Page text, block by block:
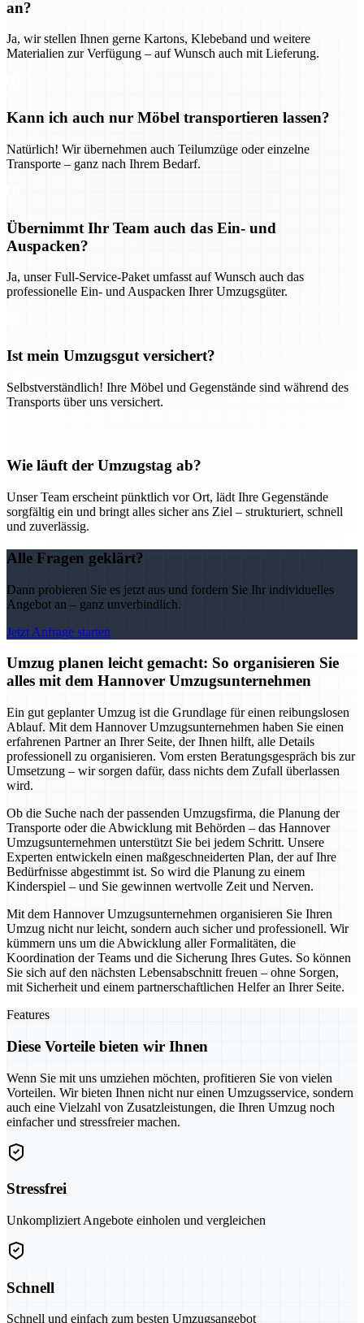
an?
Ja, wir stellen Ihnen gerne Kartons, Klebeband und weitere
Materialien zur Verfügung – auf Wunsch auch mit Lieferung.
Kann ich auch nur Möbel transportieren lassen?
Natürlich! Wir übernehmen auch Teilumzüge oder einzelne
Transporte – ganz nach Ihrem Bedarf.
Übernimmt Ihr Team auch das Ein- und
Auspacken?
Ja, unser Full-Service-Paket umfasst auf Wunsch auch das
professionelle Ein- und Auspacken Ihrer Umzugsgüter.
Ist mein Umzugsgut versichert?
Selbstverständlich! Ihre Möbel und Gegenstände sind während des
Transports über uns versichert.
Wie läuft der Umzugstag ab?
Unser Team erscheint pünktlich vor Ort, lädt Ihre Gegenstände
sorgfältig ein und bringt alles sicher ans Ziel – strukturiert, schnell
und zuverlässig.
Alle Fragen geklärt?
Dann probieren Sie es jetzt aus und fordern Sie Ihr individuelles
Angebot an – ganz unverbindlich.
Jetzt Anfrage starten
Umzug planen leicht gemacht: So organisieren Sie
alles mit dem Hannover Umzugsunternehmen
Ein gut geplanter Umzug ist die Grundlage für einen reibungslosen
Ablauf. Mit dem Hannover Umzugsunternehmen haben Sie einen
erfahrenen Partner an Ihrer Seite, der Ihnen hilft, alle Details
professionell zu organisieren. Vom ersten Beratungsgespräch bis zur
Umsetzung – wir sorgen dafür, dass nichts dem Zufall überlassen
wird.
Ob die Suche nach der passenden Umzugsfirma, die Planung der
Transporte oder die Abwicklung mit Behörden – das Hannover
Umzugsunternehmen unterstützt Sie bei jedem Schritt. Unsere
Experten entwickeln einen maßgeschneiderten Plan, der auf Ihre
Bedürfnisse abgestimmt ist. So wird die Planung zu einem
Kinderspiel – und Sie gewinnen wertvolle Zeit und Nerven.
Mit dem Hannover Umzugsunternehmen organisieren Sie Ihren
Umzug nicht nur leicht, sondern auch sicher und professionell. Wir
kümmern uns um die Abwicklung aller Formalitäten, die
Koordination der Teams und die Sicherung Ihres Gutes. So können
Sie sich auf den nächsten Lebensabschnitt freuen – ohne Sorgen,
mit Sicherheit und einem partnerschaftlichen Helfer an Ihrer Seite.
Features
Diese Vorteile bieten wir Ihnen
Wenn Sie mit uns umziehen möchten, profitieren Sie von vielen
Vorteilen. Wir bieten Ihnen nicht nur einen Umzugsservice, sondern
auch eine Vielzahl von Zusatzleistungen, die Ihren Umzug noch
einfacher und stressfreier machen.
Stressfrei
Unkompliziert Angebote einholen und vergleichen
Schnell
Schnell und einfach zum besten Umzugsangebot